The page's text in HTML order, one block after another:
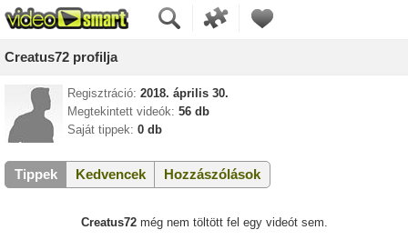
Creatus72 profilja
Regisztráció: 2018. április 30.
Megtekintett videók: 56 db
Saját tippek: 0 db
Tippek Kedvencek Hozzászólások
Creatus72még nem töltött fel egy videót sem.